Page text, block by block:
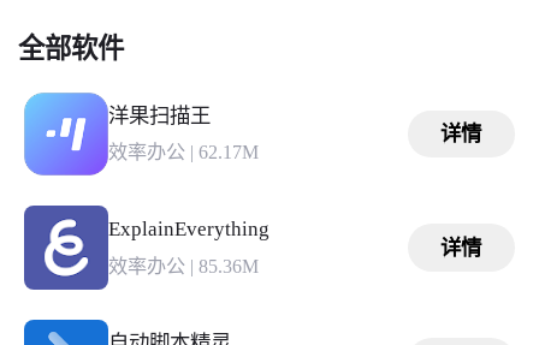
全部软件
洋果扫描王
效率办公| 62.17M
详情
ExplainEverything
效率办公| 85.36M
详情